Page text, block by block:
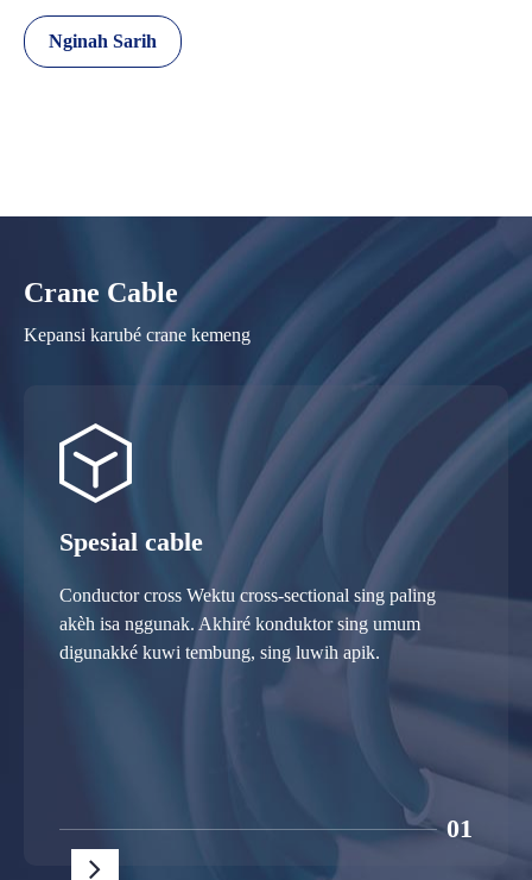
Nginah Sarih
Crane Cable
Kepansi karubé crane kemeng
Spesial cable
Conductor cross Wektu cross-sectional sing paling
akèh isa nggunak. Akhiré konduktor sing umum
digunakké kuwi tembung, sing luwih apik.
01